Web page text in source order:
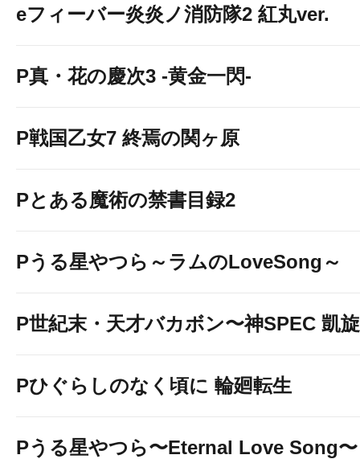
eフィーバー炎炎ノ消防隊2 紅丸ver.
P真・花の慶次3 -黄金一閃-
P戦国乙女7 終焉の関ヶ原
Pとある魔術の禁書目録2
Pうる星やつら～ラムのLoveSong～
P世紀末・天才バカボン〜神SPEC 凱
Pひぐらしのなく頃に 輪廻転生
Pうる星やつら〜Eternal Love Song〜